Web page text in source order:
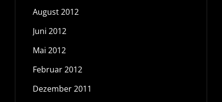
August 2012
Juni 2012
Mai 2012
Februar 2012
Dezember 2011